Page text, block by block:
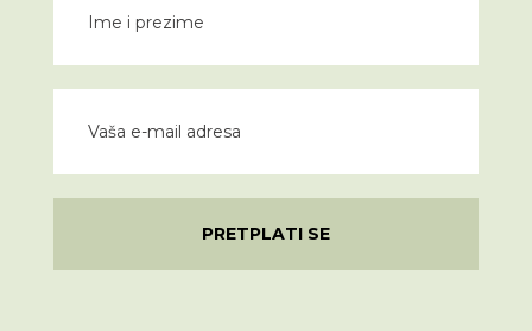
PRETPLATI SE